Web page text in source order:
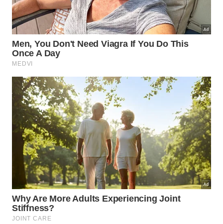
normal em superaquecimento preocupante.
Imagem gerada por inteligência artificial
Como resolver o problema e evitar
que o carregador do celular
esquente demais?
A maioria das soluções para o aquecimento
excessivo do carregador do celular envolve
mudanças simples de hábito e a escolha correta de
acessórios. Medidas preventivas custam pouco e
fazem diferença significativa na durabilidade tanto